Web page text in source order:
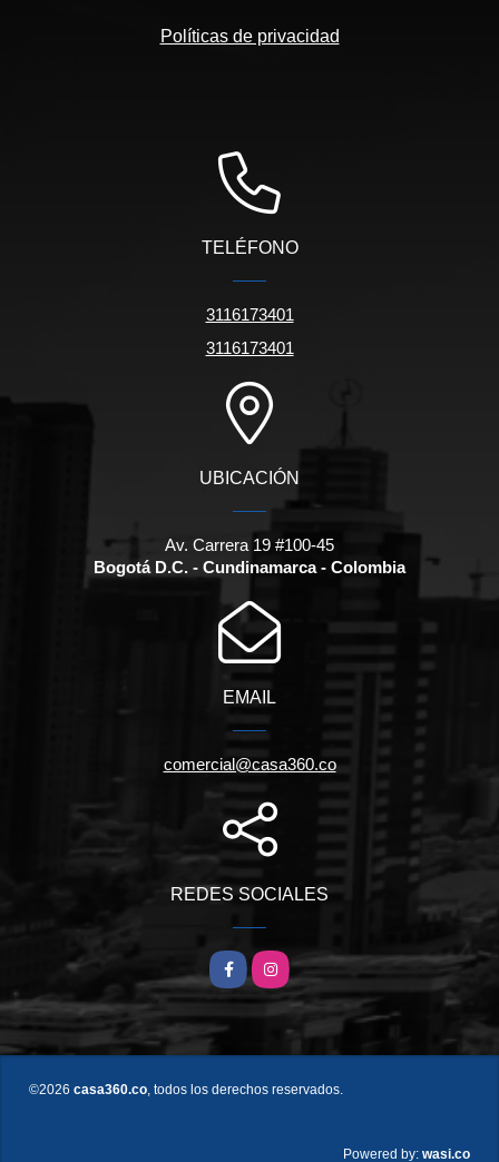
Políticas de privacidad
TELÉFONO
3116173401
3116173401
UBICACIÓN
Av. Carrera 19 #100-45
Bogotá D.C. - Cundinamarca - Colombia
EMAIL
comercial@casa360.co
REDES SOCIALES
FacebookInstagram
©2026 casa360.co , todos los derechos reservados.
Powered by: wasi.co